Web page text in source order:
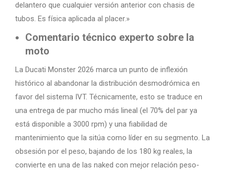
delantero que cualquier versión anterior con chasis de
tubos. Es física aplicada al placer.»
Comentario técnico experto sobre la
moto
La Ducati Monster 2026 marca un punto de inflexión
histórico al abandonar la distribución desmodrómica en
favor del sistema IVT. Técnicamente, esto se traduce en
una entrega de par mucho más lineal (el 70% del par ya
está disponible a 3000 rpm) y una fiabilidad de
mantenimiento que la sitúa como líder en su segmento. La
obsesión por el peso, bajando de los 180 kg reales, la
convierte en una de las naked con mejor relación peso-